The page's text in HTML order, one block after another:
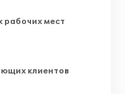
рабочих мест
клиентов